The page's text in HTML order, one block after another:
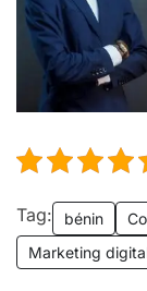
Tag: bénin
Marketing